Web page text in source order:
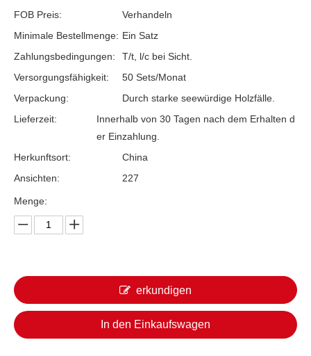
FOB Preis:
Verhandeln
Minimale Bestellmenge: Ein Satz
Zahlungsbedingungen:
T/t, l/c bei Sicht.
Versorgungsfähigkeit:
50 Sets/Monat
Verpackung:
Durch starke seewürdige Holzfälle.
Lieferzeit:
Innerhalb von 30 Tagen nach dem Erhalten d
er Einzahlung.
Herkunftsort:
China
Ansichten:
227
Menge:
erkundigen
In den Einkaufswagen